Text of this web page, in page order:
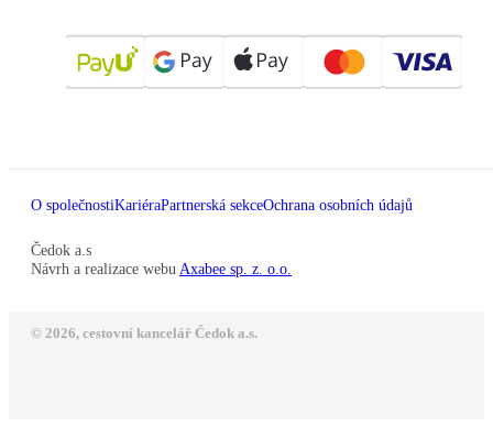
O společnostiKariéraPartnerská sekceOchrana osobních údajů
Čedok a.s
Návrh a realizace webu Axabee sp. z. o.o.
© 2026, cestovní kancelář Čedok a.s.